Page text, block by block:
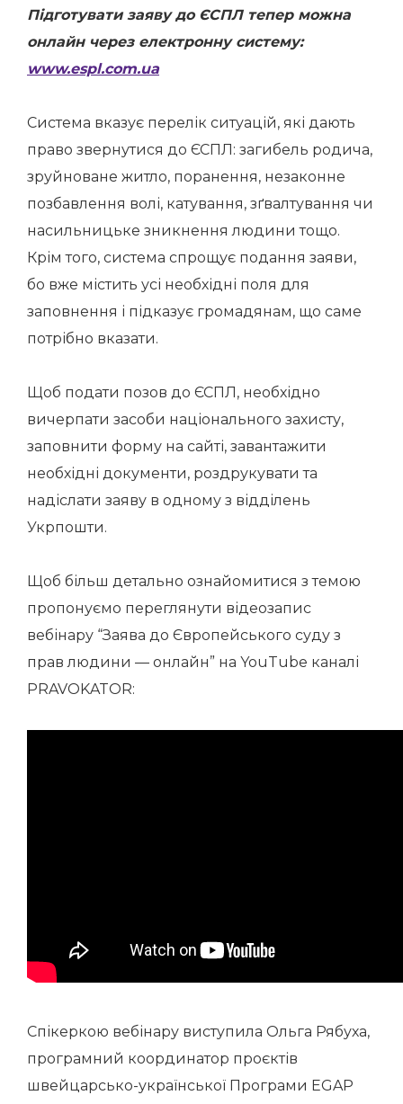
Підготувати заяву до ЄСПЛ тепер можна
онлайн через електронну систему:
www.espl.com.ua
Система вказує перелік ситуацій, які дають
право звернутися до ЄСПЛ: загибель родича,
зруйноване житло, поранення, незаконне
позбавлення волі, катування, зґвалтування чи
насильницьке зникнення людини тощо.
Крім того, система спрощує подання заяви,
бо вже містить усі необхідні поля для
заповнення і підказує громадянам, що саме
потрібно вказати.
Щоб подати позов до ЄСПЛ, необхідно
вичерпати засоби національного захисту,
заповнити форму на сайті, завантажити
необхідні документи, роздрукувати та
надіслати заяву в одному з відділень
Укрпошти.
Щоб більш детально ознайомитися з темою
пропонуємо переглянути відеозапис
вебінару “Заява до Європейського суду з
прав людини — онлайн” на YouTube каналі
PRAVOKATOR:
Спікеркою вебінару виступила Ольга Рябуха,
програмний координатор проєктів
швейцарсько-української Програми EGAP